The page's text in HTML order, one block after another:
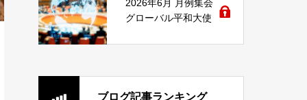
2026年6月 月例集会
グローバル平和大使
ブログ記事ランキング